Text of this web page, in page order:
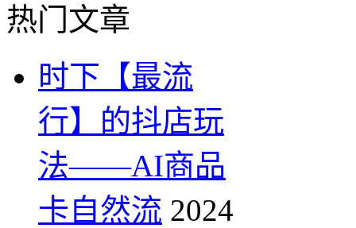
热门文章
时下【最流
行】的抖店玩
法——AI商品
卡自然流 2024